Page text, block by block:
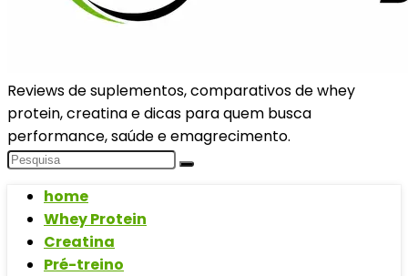
Reviews de suplementos, comparativos de whey
protein, creatina e dicas para quem busca
performance, saúde e emagrecimento.
home
Whey Protein
Creatina
Pré-treino